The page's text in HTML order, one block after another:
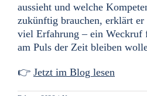
aussieht und welche
zukünftig brauchen, erklärt
viel Erfahrung – ein Weckruf
am Puls der Zeit bleiben
👉 Jetzt im Blog lesen